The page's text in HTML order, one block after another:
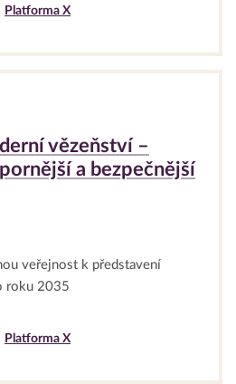
Platforma X
vězeňství –
a bezpečnější
veřejnost k představení
roku 2035
Platforma X